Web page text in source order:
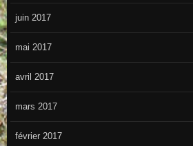
juin 2017
mai 2017
avril 2017
mars 2017
février 2017